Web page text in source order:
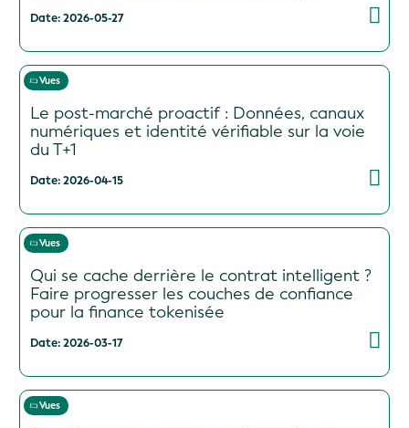
Date: 2026-05-27
Vues
Le post-marché proactif : Données, canaux
numériques et identité vérifiable sur la voie
du T+1
Date: 2026-04-15
Vues
Qui se cache derrière le contrat intelligent ?
Faire progresser les couches de confiance
pour la finance tokenisée
Date: 2026-03-17
Vues